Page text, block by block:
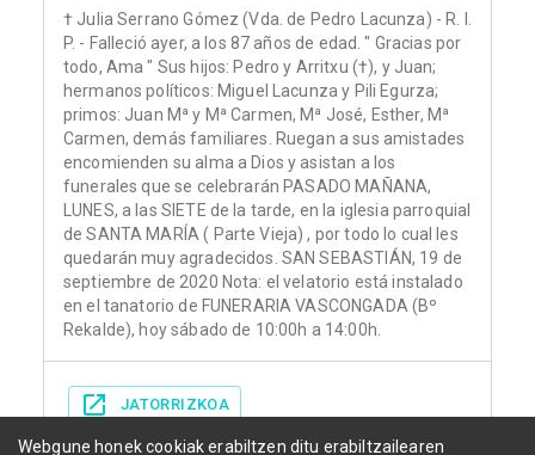
† Julia Serrano Gómez (Vda. de Pedro Lacunza) - R. I.
P. - Falleció ayer, a los 87 años de edad. " Gracias por
todo, Ama " Sus hijos: Pedro y Arritxu (†), y Juan;
hermanos políticos: Miguel Lacunza y Pili Egurza;
primos: Juan Mª y Mª Carmen, Mª José, Esther, Mª
Carmen, demás familiares. Ruegan a sus amistades
encomienden su alma a Dios y asistan a los
funerales que se celebrarán PASADO MAÑANA,
LUNES, a las SIETE de la tarde, en la iglesia parroquial
de SANTA MARÍA ( Parte Vieja) , por todo lo cual les
quedarán muy agradecidos. SAN SEBASTIÁN, 19 de
septiembre de 2020 Nota: el velatorio está instalado
en el tanatorio de FUNERARIA VASCONGADA (Bº
Rekalde), hoy sábado de 10:00h a 14:00h.
JATORRIZKOA
Webgune honek cookiak erabiltzen ditu erabiltzailearen